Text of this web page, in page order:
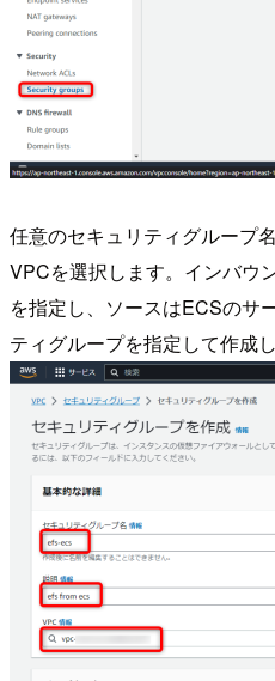
任意のセキュリティグループ
VPCを選択します。インバウ
を指定し、ソースはECSのサ
ティグループを指定して作成し